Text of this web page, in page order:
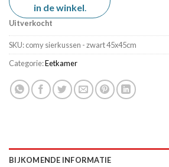
in de winkel.
Uitverkocht
SKU:comy sierkussen - zwart 45x45cm
Categorie:Eetkamer
BIJKOMENDE INFORMATIE